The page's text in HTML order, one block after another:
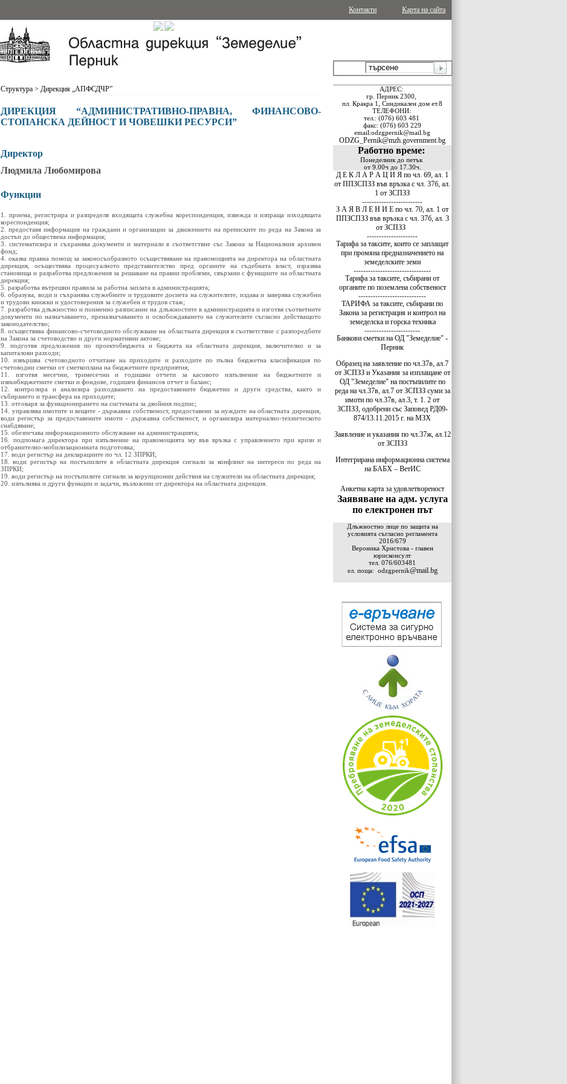
Карта на сайта
Контакти
Структура > Дирекция „АПФСДЧР”
ДИРЕКЦИЯ “АДМИНИСТРАТИВНО-ПРАВНА, ФИНАНСОВО-
СТОПАНСКА ДЕЙНОСТ И ЧОВЕШКИ РЕСУРСИ”
Директор
Людмила Любомирова
Функции
1. приема, регистрира и разпределя входящата служебна кореспонденция, извежда и изпраща изходящата
кореспонденция;
2. предоставя информация на граждани и организации за движението на преписките по реда на Закона за
достъп до обществена информация;
3. систематизира и съхранява документи и материали в съответствие със Закона за Националния архивен
фонд;
4. оказва правна помощ за законосъобразното осъществяване на правомощията на директора на областната
дирекция, осъществява процесуалното представителство пред органите на съдебната власт, изразява
становища и разработва предложения за решаване на правни проблеми, свързани с функциите на областната
дирекция;
5. разработва вътрешни правила за работна заплата в администрацията;
6. образува, води и съхранява служебните и трудовите досиета на служителите, издава и заверява служебни
и трудови книжки и удостоверения за служебен и трудов стаж;
7. разработва длъжностно и поименно разписание на длъжностите в администрацията и изготвя съответните
документи по назначаването, преназначаването и освобождаването на служителите съгласно действащото
законодателство;
8. осъществява финансово-счетоводното обслужване на областната дирекция в съответствие с разпоредбите
на Закона за счетоводство и други нормативни актове;
9. подготвя предложения по проектобюджета и бюджета на областната дирекция, включително и за
капиталови разходи;
10. извършва счетоводното отчитане на приходите и разходите по пълна бюджетна класификация по
счетоводни сметки от сметкоплана на бюджетните предприятия;
11. изготвя месечни, тримесечни и годишни отчети за касовото изпълнение на бюджетните и
извънбюджетните сметки и фондове, годишен финансов отчет и баланс;
12. контролира и анализира разходването на предоставените бюджетни и други средства, както и
събирането и трансфера на приходите;
13. отговаря за функционирането на системата за двойния подпис;
14. управлява имотите и вещите - държавна собственост, предоставени за нуждите на областната дирекция,
води регистър за предоставените имоти - държавна собственост, и организира материално-техническото
снабдяване;
15. обезпечава информационното обслужване на администрацията;
16. подпомага директора при изпълнение на правомощията му във връзка с управлението при кризи и
отбранително-мобилизационната подготовка;
17. води регистър на декларациите по чл. 12 ЗПРКИ;
18. води регистър на постъпилите в областната дирекция сигнали за конфликт на интереси по реда на
ЗПРКИ;
19. води регистър на постъпилите сигнали за корупционни действия на служители на областната дирекция;
20. изпълнява и други функции и задачи, възложени от директора на областната дирекция.
АДРЕС:
гр. Перник 2300,
пл. Кракра 1, Синдикален дом ет.8
ТЕЛЕФОНИ:
тел.: (076) 603 481
факс: (076) 603 229
email:odzgpernik@mail.bg
ODZG_Pernik@mzh.government.bg
Работно време:
Понеделник до петък
от 9.00ч до 17.30ч.
Д Е К Л А Р А Ц И Я по чл. 69, ал. 1
от ППЗСПЗЗ във връзка с чл. 37б, ал.
1 от ЗСПЗЗ
-------------------------
З А Я В Л Е Н И Е по чл. 70, ал. 1 от
ППЗСПЗЗ във връзка с чл. 37б, ал. 3
от ЗСПЗЗ
---------------------
Тарифа за таксите, които се заплащат
при промяна предназначението на
земеделските земи
--------------------------------
Тарифа за таксите, събирани от
органите по поземлена собственост
----------------------------
ТАРИФА за таксите, събирани по
Закона за регистрация и контрол на
земеделска и горска техника
-----------------------
Банкови сметки на ОД "Земеделие" -
Перник
Образец на заявление по чл.37в, ал.7
от ЗСПЗЗ и Указания за изплащане от
ОД "Земеделие" на постъпилите по
реда на чл.37в, ал.7 от ЗСПЗЗ суми за
имоти по чл.37в, ал.3, т. 1. 2 от
ЗСПЗЗ, одобрени със Заповед РД09-
874/13.11.2015 г. на МЗХ
Заявление и указания по чл.37ж, ал.12
от ЗСПЗЗ
Интегрирана информационна система
на БАБХ – ВетИС
Анкетна карта за удовлетвореност
Заявяване на адм. услуга
по електронен път
Длъжностно лице по защита на
условията съгласно регламента
2016/679
Вероника Христова - главен
юрисконсулт
тел. 076/603481
ел. поща: odzgpernik@mail.bg